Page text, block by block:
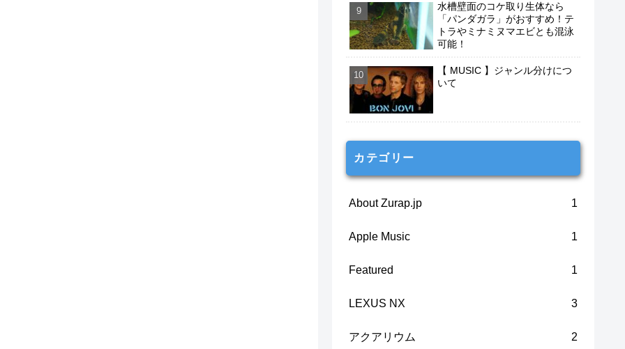
水槽壁面のコケ取り生体なら
「パンダガラ」がおすすめ！テ
トラやミナミヌマエビとも混泳
可能！
【 MUSIC 】ジャンル分けにつ
いて
カテゴリー
About Zurap.jp 1
Apple Music 1
Featured 1
LEXUS NX 3
アクアリウム 2